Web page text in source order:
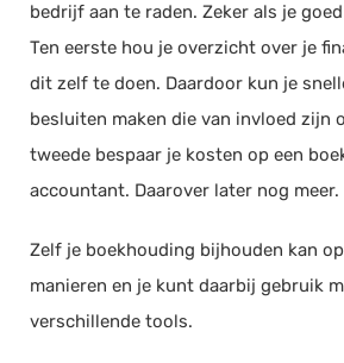
bedrijf aan te raden. Zeker als je
Ten eerste hou je overzicht over je
dit zelf te doen. Daardoor kun je
besluiten maken die van invloed zijn
tweede bespaar je kosten op een
accountant. Daarover later nog meer.
Zelf je boekhouding bijhouden kan
manieren en je kunt daarbij gebruik
verschillende tools.